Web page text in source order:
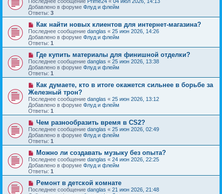
и
е
о
б
щ
е
н
и
е
в
о
е
с
о
о
б
щ
е
н
и
е
Добавлено в форуме Флуд и флейм
Ответы: 3
Н
о
в
о
е
с
о
о
б
щ
е
н
и
е
Как найти новых клиентов для интернет-магазина?
Последнее сообщение danglas « 25 июн 2026, 14:26
Добавлено в форуме Флуд и флейм
Ответы: 1
Н
о
в
о
е
с
о
о
б
щ
е
н
и
е
Где купить материалы для финишной отделки?
Последнее сообщение danglas « 25 июн 2026, 13:38
Добавлено в форуме Флуд и флейм
Ответы: 1
Н
о
в
о
е
с
о
о
б
щ
е
н
и
е
Как думаете, кто в итоге окажется сильнее в борьбе за
Железный трон?
Последнее сообщение danglas « 25 июн 2026, 13:12
Добавлено в форуме Флуд и флейм
Ответы: 1
Н
о
в
о
е
с
о
о
б
щ
е
н
и
Чем разнообразить время в CS2?
Последнее сообщение danglas « 25 июн 2026, 02:49
Добавлено в форуме Флуд и флейм
Ответы: 1
Н
о
в
о
е
с
о
Можно ли создавать музыку без опыта?
Последнее сообщение danglas « 24 июн 2026, 22:25
Добавлено в форуме Флуд и флейм
Ответы: 1
Н
о
Ремонт в детской комнате
Последнее сообщение danglas « 21 июн 2026, 21:48